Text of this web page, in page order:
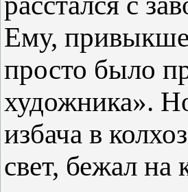
Ему,
просто было
художника».
избача в
свет, бежал